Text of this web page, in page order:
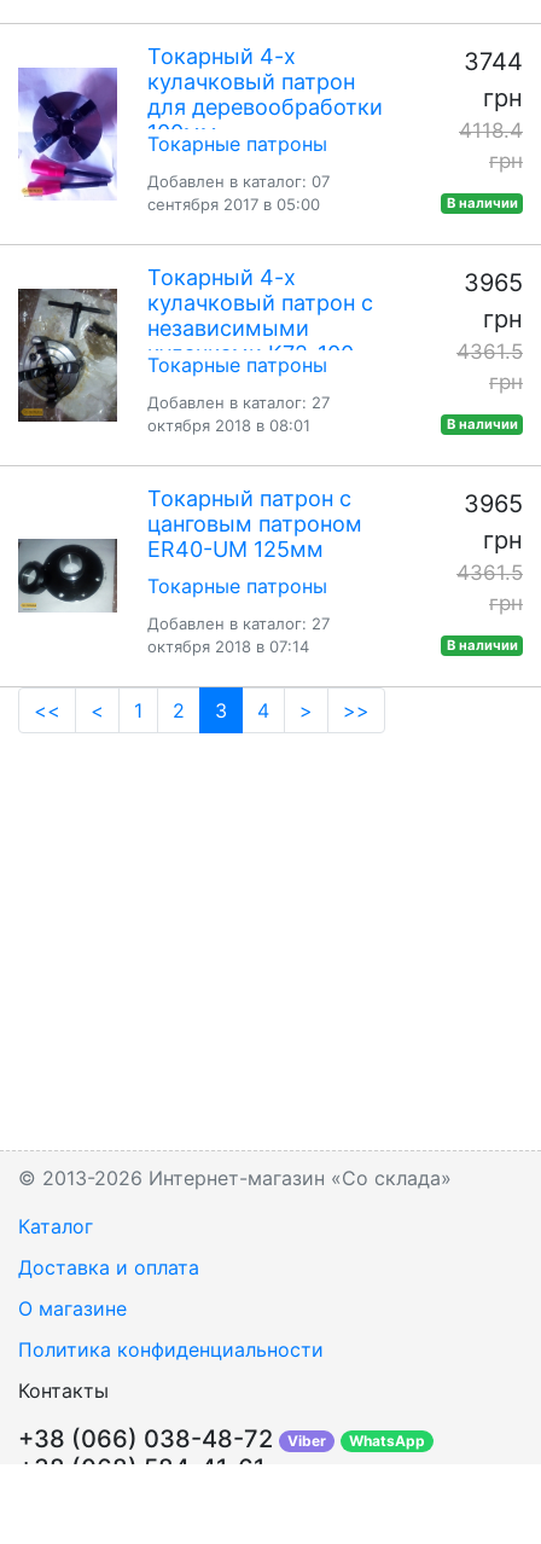
Токарный 4-х
кулачковый патрон
для деревообработки
100мм
Токарные патроны
Добавлен в каталог: 07
сентября 2017 в 05:00
3744
грн
4118.4
грн
В наличии
Токарный 4-х
кулачковый патрон с
независимыми
кулачками К72-100
100мм
Токарные патроны
Добавлен в каталог: 27
октября 2018 в 08:01
3965
грн
4361.5
грн
В наличии
Токарный патрон с
цанговым патроном
ER40-UM 125мм
Токарные патроны
Добавлен в каталог: 27
октября 2018 в 07:14
3965
грн
4361.5
грн
В наличии
<< < 1 2 3 (current)
4 > >>
© 2013-2026 Интернет-магазин «Со склада»
Каталог
Доставка и оплата
О магазине
Политика конфиденциальности
Контакты
+38 (066) 038-48-72 Viber WhatsApp
+38 (068) 584-41-61